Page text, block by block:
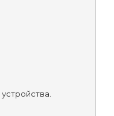
устройства.